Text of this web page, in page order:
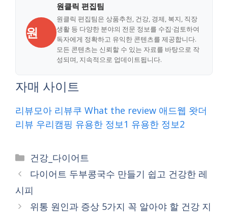
원
원클릭 편집팀
원클릭 편집팀은 상품추천, 건강, 경제, 복지, 직장
생활 등 다양한 분야의 전문 정보를 수집·검토하여
독자에게 정확하고 유익한 콘텐츠를 제공합니다.
모든 콘텐츠는 신뢰할 수 있는 자료를 바탕으로 작
성되며, 지속적으로 업데이트됩니다.
자매 사이트
리뷰모아 리뷰쿠 What the review 애드웹 왓더
리뷰 우리캠핑 유용한 정보1 유용한 정보2
Categories
건강_다이어트
다이어트 두부콩국수 만들기 쉽고 건강한 레
시피
위통 원인과 증상 5가지 꼭 알아야 할 건강 지